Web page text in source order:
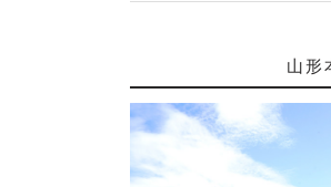
山形